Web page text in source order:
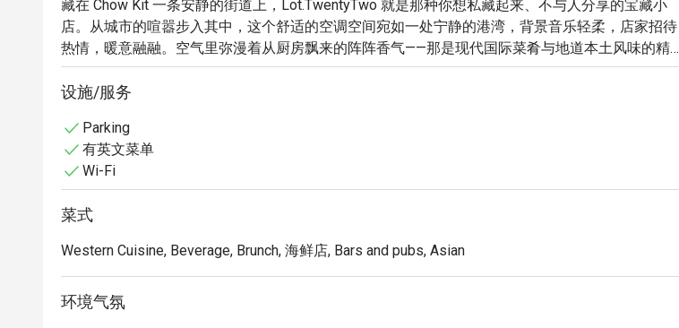
藏在 Chow Kit 一条安静的街道上，Lot.TwentyTwo 就是那种你想私藏起来、不与人分享的宝藏小
店。从城市的喧嚣步入其中，这个舒适的空调空间宛如一处宁静的港湾，背景音乐轻柔，店家招待
热情，暖意融融。空气里弥漫着从厨房飘来的阵阵香气——那是现代国际菜肴与地道本土风味的精致
融合，令人心动。这是一个为悠闲时光而设计的空间，每一处细节都体贴入微，让人倍感亲切，堪
称一处真正的城市逃逸之所。
设施/服务
Parking
有英文菜单
Wi-Fi
菜式
Western Cuisine, Beverage, Brunch, 海鲜店, Bars and pubs, Asian
环境气氛